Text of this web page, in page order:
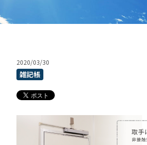
2020/03/30
雑記帳